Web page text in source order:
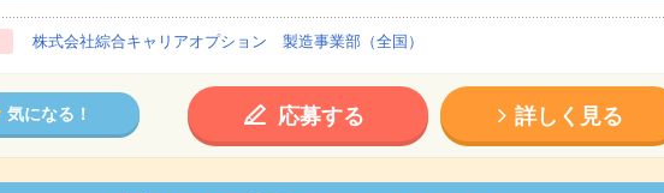
株式会社綜合キャリアオプション 製造事業部（全国）
気になる！ 応募する 詳しく見る